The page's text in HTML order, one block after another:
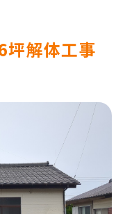
解体工事メニュー
スタッフ紹介
相談会/イベント
解体工事